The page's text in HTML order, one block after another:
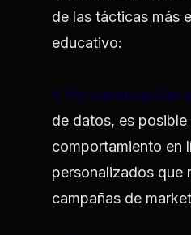
de las tácticas más
educativo:
1. Personalización
de datos, es
comportamiento en
personalizados que
campañas de